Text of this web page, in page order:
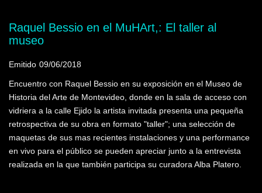
Raquel Bessio en el MuHArt,: El taller al
museo
Emitido 09/06/2018
Encuentro con Raquel Bessio en su exposición en el Museo de
Historia del Arte de Montevideo, donde en la sala de acceso con
vidriera a la calle Ejido la artista invitada presenta una pequeña
retrospectiva de su obra en formato "taller"; una selección de
maquetas de sus mas recientes instalaciones y una performance
en vivo para el público se pueden apreciar junto a la entrevista
realizada en la que también participa su curadora Alba Platero.